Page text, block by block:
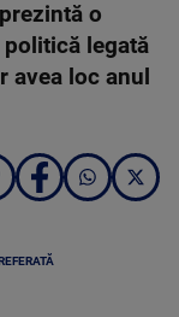
o
legată
avea loc anul